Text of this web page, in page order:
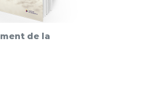
de la